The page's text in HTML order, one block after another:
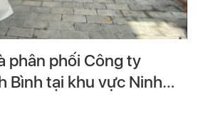
phân phối Công ty
Bình tại khu vực Ninh